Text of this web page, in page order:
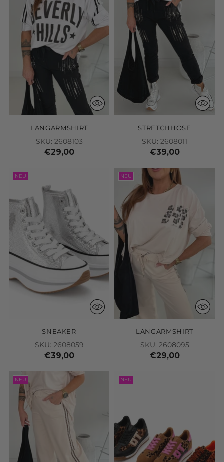
LANGARMSHIRT
SKU: 2608103
€29,00
STRETCHHOSE
SKU: 2608011
€39,00
NEU
SNEAKER
SKU: 2608059
€39,00
NEU
LANGARMSHIRT
SKU: 2608095
€29,00
NEU NEU